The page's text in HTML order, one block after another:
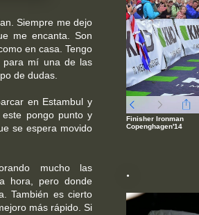
Siempre me dejo
me encanta. Son
en casa. Tengo
para mí una de las
de dudas.
en Estambul y
pongo punto y
se espera movido
mucho las
hora, pero donde
También es cierto
más rápido. Si
Finisher Ironman
Copenghagen'14
.